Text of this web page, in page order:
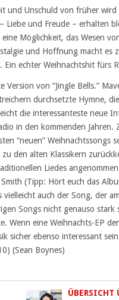
und Unschuld von früher
Liebe und Freude – erhalten
Möglichkeit, das Wesen
und Hoffnung macht es
Ein echter Weihnachtshit fürs
von “Jingle Bells.”
durchsetzte Hymne,
die interessanteste neue
in den kommenden Jahren.
“neuen” Weihnachtssongs
den alten Klassikern
Liedes
(Tipp: Hört euch das
auch der Song, der
Songs nicht genauso stark
Wenn eine Weihnachts-EP
sicher ebenso interessant
(Sean Boynes)
ÜBERSICHT